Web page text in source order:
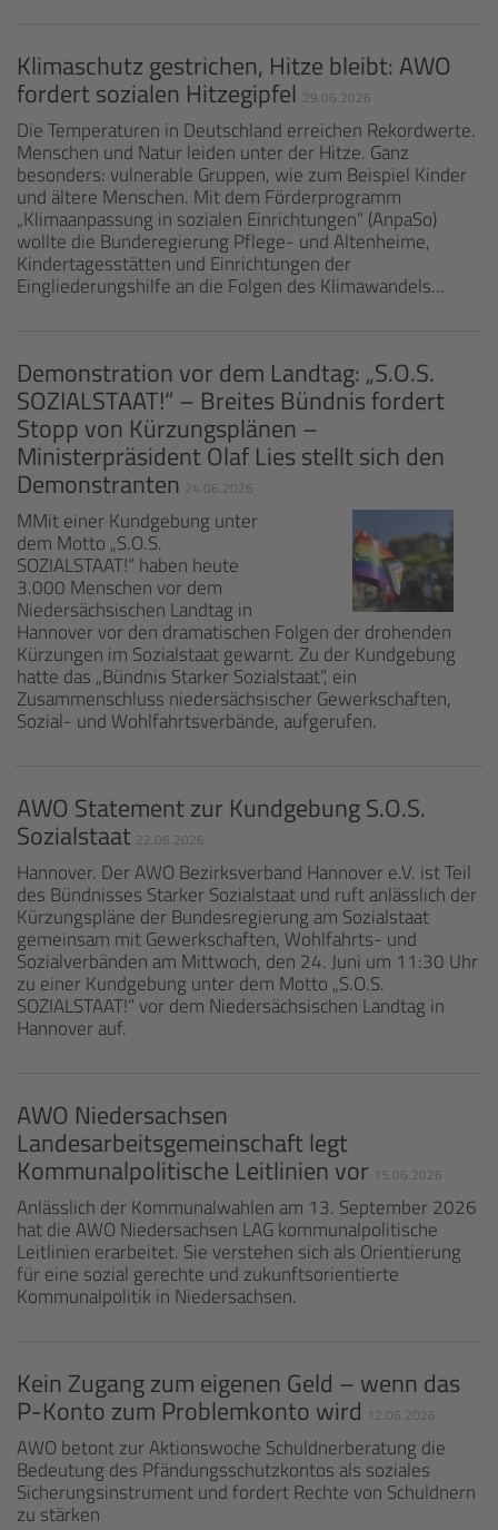
Klimaschutz gestrichen, Hitze bleibt: AWO
fordert sozialen Hitzegipfel 29.06.2026
Die Temperaturen in Deutschland erreichen Rekordwerte.
Menschen und Natur leiden unter der Hitze. Ganz
besonders: vulnerable Gruppen, wie zum Beispiel Kinder
und ältere Menschen. Mit dem Förderprogramm
„Klimaanpassung in sozialen Einrichtungen“ (AnpaSo)
wollte die Bunderegierung Pflege- und Altenheime,
Kindertagesstätten und Einrichtungen der
Eingliederungshilfe an die Folgen des Klimawandels...
Demonstration vor dem Landtag: „S.O.S.
SOZIALSTAAT!“ – Breites Bündnis fordert
Stopp von Kürzungsplänen –
Ministerpräsident Olaf Lies stellt sich den
Demonstranten 24.06.2026
MMit einer Kundgebung unter
dem Motto „S.O.S.
SOZIALSTAAT!“ haben heute
3.000 Menschen vor dem
Niedersächsischen Landtag in
Hannover vor den dramatischen Folgen der drohenden
Kürzungen im Sozialstaat gewarnt. Zu der Kundgebung
hatte das „Bündnis Starker Sozialstaat“, ein
Zusammenschluss niedersächsischer Gewerkschaften,
Sozial- und Wohlfahrtsverbände, aufgerufen.
AWO Statement zur Kundgebung S.O.S.
Sozialstaat 22.06.2026
Hannover. Der AWO Bezirksverband Hannover e.V. ist Teil
des Bündnisses Starker Sozialstaat und ruft anlässlich der
Kürzungspläne der Bundesregierung am Sozialstaat
gemeinsam mit Gewerkschaften, Wohlfahrts- und
Sozialverbänden am Mittwoch, den 24. Juni um 11:30 Uhr
zu einer Kundgebung unter dem Motto „S.O.S.
SOZIALSTAAT!“ vor dem Niedersächsischen Landtag in
Hannover auf.
AWO Niedersachsen
Landesarbeitsgemeinschaft legt
Kommunalpolitische Leitlinien vor 15.06.2026
Anlässlich der Kommunalwahlen am 13. September 2026
hat die AWO Niedersachsen LAG kommunalpolitische
Leitlinien erarbeitet. Sie verstehen sich als Orientierung
für eine sozial gerechte und zukunftsorientierte
Kommunalpolitik in Niedersachsen.
Kein Zugang zum eigenen Geld – wenn das
P-Konto zum Problemkonto wird 12.06.2026
AWO betont zur Aktionswoche Schuldnerberatung die
Bedeutung des Pfändungsschutzkontos als soziales
Sicherungsinstrument und fordert Rechte von Schuldnern
zu stärken